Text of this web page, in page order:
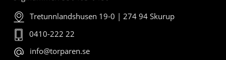
Tretunnlandshusen 19-0 | 274 94 Skurup
0410-222 22
info@torparen.se